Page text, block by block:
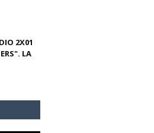
2X01
LA